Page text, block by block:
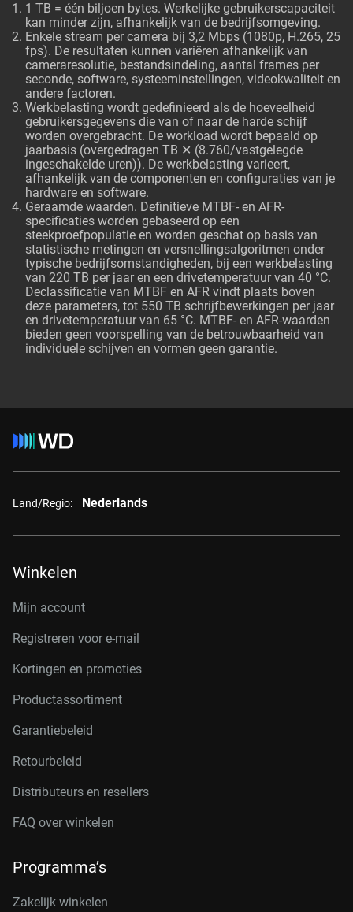
1 TB = één biljoen bytes. Werkelijke gebruikerscapaciteit
kan minder zijn, afhankelijk van de bedrijfsomgeving.
Enkele stream per camera bij 3,2 Mbps (1080p, H.265, 25
fps). De resultaten kunnen variëren afhankelijk van
cameraresolutie, bestandsindeling, aantal frames per
seconde, software, systeeminstellingen, videokwaliteit en
andere factoren.
Werkbelasting wordt gedefinieerd als de hoeveelheid
gebruikersgegevens die van of naar de harde schijf
worden overgebracht. De workload wordt bepaald op
jaarbasis (overgedragen TB ✕ (8.760/vastgelegde
ingeschakelde uren)). De werkbelasting varieert,
afhankelijk van de componenten en configuraties van je
hardware en software.
Geraamde waarden. Definitieve MTBF- en AFR-
specificaties worden gebaseerd op een
steekproefpopulatie en worden geschat op basis van
statistische metingen en versnellingsalgoritmen onder
typische bedrijfsomstandigheden, bij een werkbelasting
van 220 TB per jaar en een drivetemperatuur van 40 °C.
Declassificatie van MTBF en AFR vindt plaats boven
deze parameters, tot 550 TB schrijfbewerkingen per jaar
en drivetemperatuur van 65 °C. MTBF- en AFR-waarden
bieden geen voorspelling van de betrouwbaarheid van
individuele schijven en vormen geen garantie.
Land/Regio: Nederlands
Winkelen
Mijn account
Registreren voor e-mail
Kortingen en promoties
Productassortiment
Garantiebeleid
Retourbeleid
Distributeurs en resellers
FAQ over winkelen
Programma’s
Zakelijk winkelen